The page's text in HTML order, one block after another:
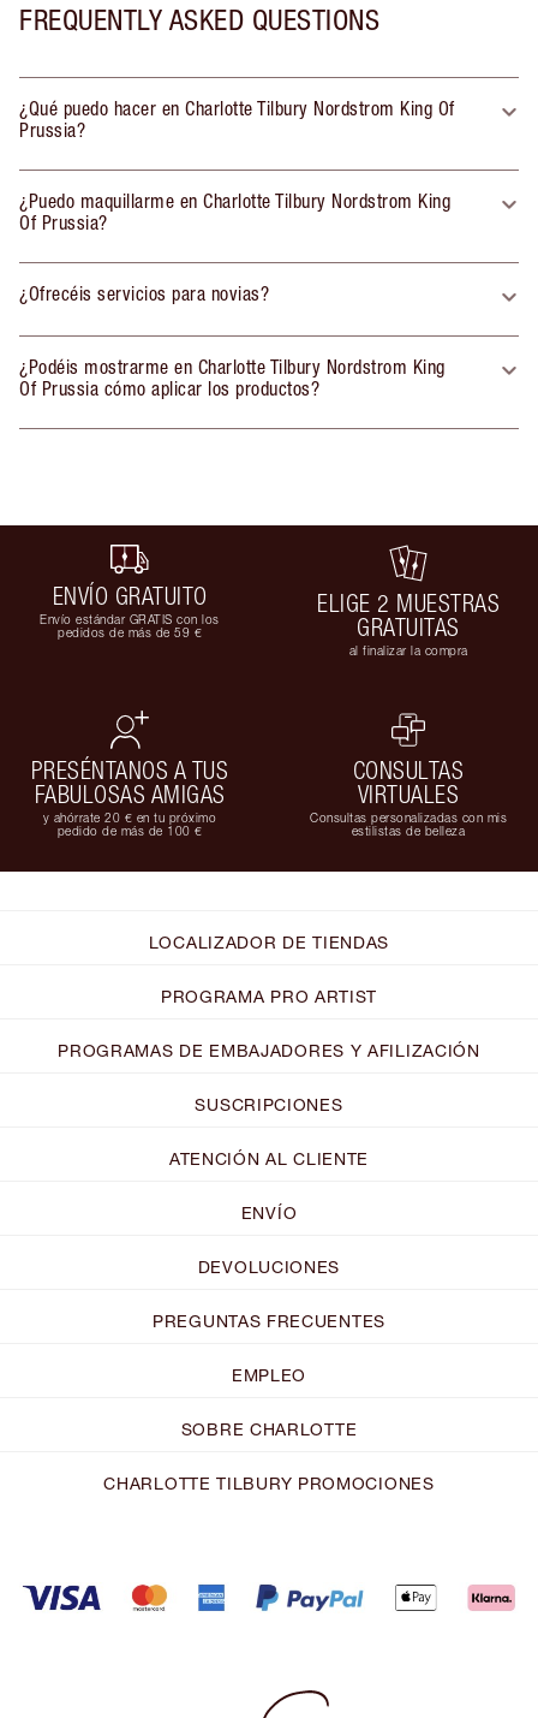
FREQUENTLY ASKED QUESTIONS
¿Qué puedo hacer en Charlotte Tilbury Nordstrom King Of
Prussia?
¿Puedo maquillarme en Charlotte Tilbury Nordstrom King
Of Prussia?
¿Ofrecéis servicios para novias?
¿Podéis mostrarme en Charlotte Tilbury Nordstrom King
Of Prussia cómo aplicar los productos?
ENVÍO GRATUITO
Envío estándar GRATIS con los
pedidos de más de 59 €
ELIGE 2 MUESTRAS
GRATUITAS
al finalizar la compra
PRESÉNTANOS A TUS
FABULOSAS AMIGAS
y ahórrate 20 € en tu próximo
pedido de más de 100 €
CONSULTAS
VIRTUALES
Consultas personalizadas con mis
estilistas de belleza
LOCALIZADOR DE TIENDAS
PROGRAMA PRO ARTIST
PROGRAMAS DE EMBAJADORES Y AFILIZACIÓN
SUSCRIPCIONES
ATENCIÓN AL CLIENTE
ENVÍO
DEVOLUCIONES
PREGUNTAS FRECUENTES
EMPLEO
SOBRE CHARLOTTE
CHARLOTTE TILBURY PROMOCIONES